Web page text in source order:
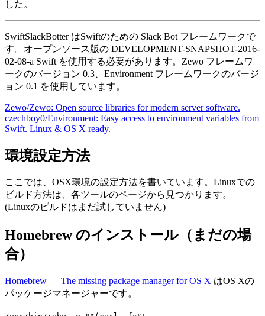
した。
SwiftSlackBotter はSwiftのための Slack Bot フレームワークで
す。オープンソース版の DEVELOPMENT-SNAPSHOT-2016-
02-08-a Swift を使用する必要があります。Zewo フレームワ
ークのバージョン 0.3、Environment フレームワークのバージ
ョン 0.1 を使用しています。
Zewo/Zewo: Open source libraries for modern server software.
czechboy0/Environment: Easy access to environment variables from
Swift. Linux & OS X ready.
環境設定方法
ここでは、OSX環境の設定方法を書いています。Linuxでの
ビルド方法は、各ツールのページから見つかります。
(Linuxのビルドはまだ試していません)
Homebrew のインストール（まだの場
合）
Homebrew — The missing package manager for OS X はOS Xの
パッケージマネージャーです。